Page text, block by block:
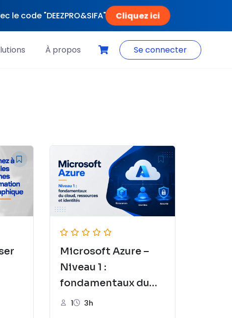
code "DEEZPRO&SIFA" Cliquez ici
À propos Se connecter
Microsoft Azure –
Niveau 1 :
fondamentaux du
cloud, ressources et
1 3h